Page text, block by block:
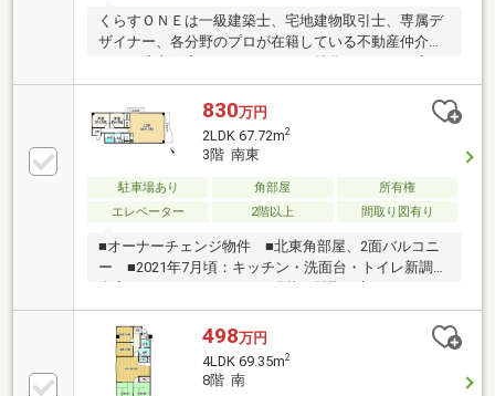
くらすＯＮＥは一級建築士、宅地建物取引士、専属デ
ザイナー、各分野のプロが在籍している不動産仲介を
はじめ注文住宅やリフォームにも特化しているお店で
す♪住まいに関する事は何でも気軽にお問い合わせく
ださい。
830万円
2LDK 67.72m2
3階 南東
駐車場あり 角部屋
所有権
エレベーター
2階以上 間取り図有り
■オーナーチェンジ物件 ■北東角部屋、2面バルコニ
ー ■2021年7月頃：キッチン・洗面台・トイレ新調、
全室クロス・フローリング張替、間取り変更
498万円
4LDK 69.35m2
8階 南